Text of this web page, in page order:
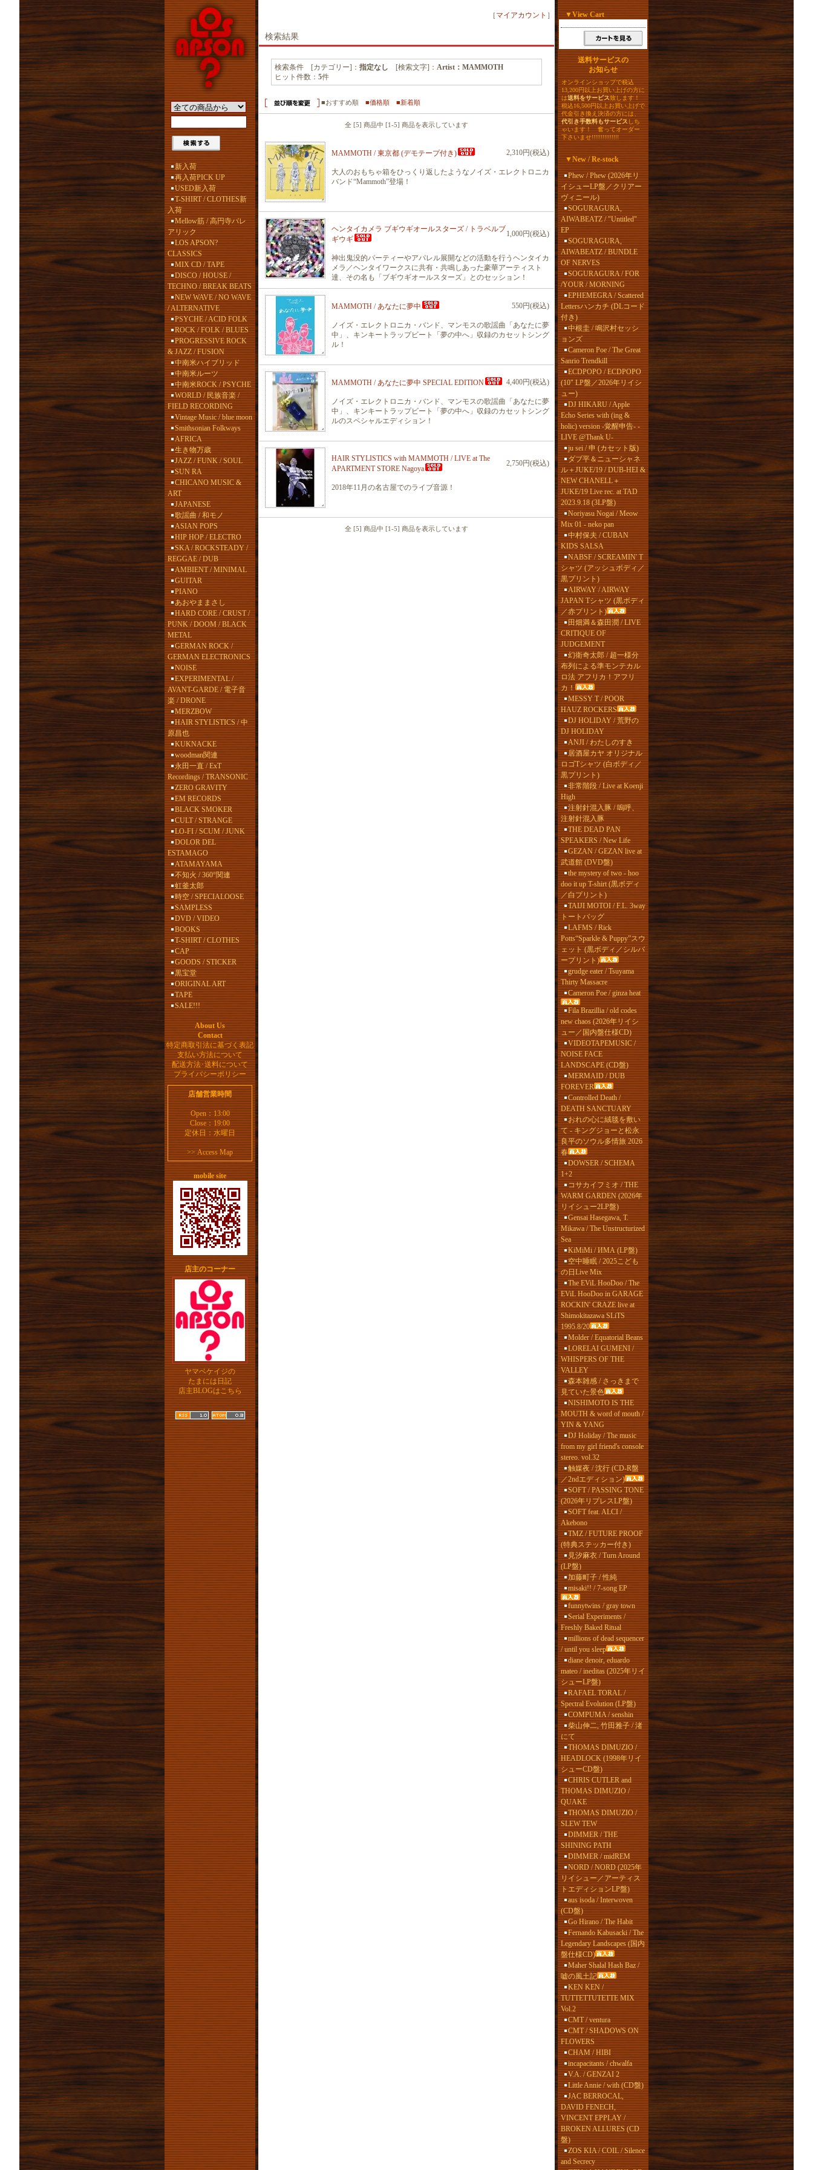
新入荷
再入荷PICK UP
USED新入荷
T-SHIRT / CLOTHES新
入荷
Mellow筋 / 高円寺バレ
アリック
LOS APSON?
CLASSICS
MIX CD / TAPE
DISCO / HOUSE /
TECHNO / BREAK BEATS
NEW WAVE / NO WAVE
/ ALTERNATIVE
PSYCHE / ACID FOLK
ROCK / FOLK / BLUES
PROGRESSIVE ROCK
& JAZZ / FUSION
中南米ハイブリッド
中南米ルーツ
中南米ROCK / PSYCHE
WORLD / 民族音楽 /
FIELD RECORDING
Vintage Music / blue moon
Smithsonian Folkways
AFRICA
生き物万歳
JAZZ / FUNK / SOUL
SUN RA
CHICANO MUSIC &
ART
JAPANESE
歌謡曲 / 和モノ
ASIAN POPS
HIP HOP / ELECTRO
SKA / ROCKSTEADY /
REGGAE / DUB
AMBIENT / MINIMAL
GUITAR
PIANO
あおやままさし
HARD CORE / CRUST /
PUNK / DOOM / BLACK
METAL
GERMAN ROCK /
GERMAN ELECTRONICS
NOISE
EXPERIMENTAL /
AVANT-GARDE / 電子音
楽 / DRONE
MERZBOW
HAIR STYLISTICS / 中
原昌也
KUKNACKE
woodman関連
永田一直 / ExT
Recordings / TRANSONIC
ZERO GRAVITY
EM RECORDS
BLACK SMOKER
CULT / STRANGE
LO-FI / SCUM / JUNK
DOLOR DEL
ESTAMAGO
ATAMAYAMA
不知火 / 360°関連
虹釜太郎
時空 / SPECIALOOSE
SAMPLESS
DVD / VIDEO
BOOKS
T-SHIRT / CLOTHES
CAP
GOODS / STICKER
黒宝堂
ORIGINAL ART
TAPE
SALE!!!
About Us
Contact
特定商取引法に基づく表記
支払い方法について
配送方法･送料について
プライバシーポリシー
店舗営業時間
Open：13:00
Close：19:00
定休日：水曜日
>>Access Map
mobile site
店主のコーナー
ヤマベケイジの
たまには日記
店主BLOGはこちら
［ マイアカウント ］
検索結果
検索条件 [カテゴリー]： 指定なし [検索文字]： Artist：MAMMOTH
ヒット件数： 5件
■おすすめ順 ■価格順 ■新着順
全 [5] 商品中 [1-5] 商品を表示しています
MAMMOTH / 東京都 (デモテープ付き) 2,310円(税込)
大人のおもちゃ箱をひっくり返したようなノイズ・エレクトロニカ
バンド“Mammoth”登場！
ヘンタイカメラ ブギウギオールスターズ / トラベルブ
ギウギ
1,000円(税込)
神出鬼没的パーティーやアパレル展開などの活動を行うヘンタイカ
メラ／ヘンタイワークスに共有・共鳴しあった豪華アーティスト
達、その名も「ブギウギオールスターズ」とのセッション！
MAMMOTH / あなたに夢中 550円(税込)
ノイズ・エレクトロニカ・バンド、マンモスの歌謡曲「あなたに夢
中」、キンキートラップビート「夢の中へ」収録のカセットシング
ル！
MAMMOTH / あなたに夢中 SPECIAL EDITION 4,400円(税込)
ノイズ・エレクトロニカ・バンド、マンモスの歌謡曲「あなたに夢
中」、キンキートラップビート「夢の中へ」収録のカセットシング
ルのスペシャルエディション！
HAIR STYLISTICS with MAMMOTH / LIVE at The
APARTMENT STORE Nagoya
2,750円(税込)
2018年11月の名古屋でのライブ音源！
全 [5] 商品中 [1-5] 商品を表示しています
▼View Cart
送料サービスの
お知らせ
オンラインショップで税込
13,200円以上お買い上げの方に
は送料をサービス致します！
税込16,500円以上お買い上げで
代金引き換え決済の方には、
代引き手数料もサービスしち
ゃいます！ 奮ってオーダー
下さいませ!!!!!!!!!!!!!!!
▼New / Re-stock
Phew / Phew (2026年リ
イシューLP盤／クリアー
ヴィニール)
SOGURAGURA,
AIWABEATZ / "Untitled"
EP
SOGURAGURA,
AIWABEATZ / BUNDLE
OF NERVES
SOGURAGURA / FOR
/YOUR / MORNING
EPHEMEGRA / Scattered
Lettersハンカチ (DLコード
付き)
中根圭 / 鳴沢村セッシ
ョンズ
Cameron Poe / The Great
Sanrio Trendkill
ECDPOPO / ECDPOPO
(10" LP盤／2026年リイシ
ュー)
DJ HIKARU / Apple
Echo Series with (ing &
holic) version -覚醒申告- -
LIVE @Thank U-
ju sei / 申 (カセット版)
ダブ平＆ニューシャネ
ル＋JUKE/19 / DUB-HEI &
NEW CHANELL＋
JUKE/19 Live rec. at TAD
2023.9.18 (3LP盤)
Noriyasu Nogai / Meow
Mix 01 - neko pan
中村保夫 / CUBAN
KIDS SALSA
NABSF / SCREAMIN' T
シャツ (アッシュボディ／
黒プリント)
AIRWAY / AIRWAY
JAPAN Tシャツ (黒ボディ
／赤プリント)
田畑満＆森田潤 / LIVE
CRITIQUE OF
JUDGEMENT
幻衛奇太郎 / 超一様分
布列による準モンテカル
ロ法 アフリカ！アフリ
カ！
MESSY T / POOR
HAUZ ROCKERS
DJ HOLIDAY / 荒野の
DJ HOLIDAY
ANJI / わたしのすき
居酒屋カヤ オリジナル
ロゴTシャツ (白ボディ／
黒プリント)
非常階段 / Live at Koenji
High
注射針混入豚 / 嗚呼、
注射針混入豚
THE DEAD PAN
SPEAKERS / New Life
GEZAN / GEZAN live at
武道館 (DVD盤)
the mystery of two - hoo
doo it up T-shirt (黒ボディ
／白プリント)
TAIJI MOTOI / F.L. 3way
トートバッグ
LAFMS / Rick
Potts“Sparkle & Puppy”スウ
ェット (黒ボディ／シルバ
ープリント)
grudge eater / Tsuyama
Thirty Massacre
Cameron Poe / ginza heat
Fila Brazillia / old codes
new chaos (2026年リイシ
ュー／国内盤仕様CD)
VIDEOTAPEMUSIC /
NOISE FACE
LANDSCAPE (CD盤)
MERMAID / DUB
FOREVER
Controlled Death /
DEATH SANCTUARY
おれの心に絨毯を敷い
て - キングジョーと松永
良平のソウル多情旅 2026
春
DOWSER / SCHEMA
1+2
コサカイフミオ / THE
WARM GARDEN (2026年
リイシュー2LP盤)
Gensai Hasegawa, T.
Mikawa / The Unstructurized
Sea
KiMiMi / ИМА (LP盤)
空中睡眠 / 2025こども
の日Live Mix
The EViL HooDoo / The
EViL HooDoo in GARAGE
ROCKIN' CRAZE live at
Shimokitazawa SLiTS
1995.8/20
Molder / Equatorial Beans
LORELAI GUMENI /
WHISPERS OF THE
VALLEY
森本雑感 / さっきまで
見ていた景色
NISHIMOTO IS THE
MOUTH & word of mouth /
YIN & YANG
DJ Holiday / The music
from my girl friend's console
stereo. vol.32
触媒夜 / 沈行 (CD-R盤
／2ndエディション)
SOFT / PASSING TONE
(2026年リプレスLP盤)
SOFT feat. ALCI /
Akebono
TMZ / FUTURE PROOF
(特典ステッカー付き)
見汐麻衣 / Turn Around
(LP盤)
加藤町子 / 性純
misaki!! / 7-song EP
funnytwins / gray town
Serial Experiments /
Freshly Baked Ritual
millions of dead sequencer
/ until you sleep
diane denoir, eduardo
mateo / ineditas (2025年リイ
シューLP盤)
RAFAEL TORAL /
Spectral Evolution (LP盤)
COMPUMA / senshin
柴山伸二, 竹田雅子 / 渚
にて
THOMAS DIMUZIO /
HEADLOCK (1998年リイ
シューCD盤)
CHRIS CUTLER and
THOMAS DIMUZIO /
QUAKE
THOMAS DIMUZIO /
SLEW TEW
DIMMER / THE
SHINING PATH
DIMMER / midREM
NORD / NORD (2025年
リイシュー／アーティス
トエディションLP盤)
aus isoda / Interwoven
(CD盤)
Go Hirano / The Habit
Fernando Kabusacki / The
Legendary Landscapes (国内
盤仕様CD)
Maher Shalal Hash Baz /
嘘の風土記
KEN KEN /
TUTTETTUTETTE MIX
Vol.2
CMT / ventura
CMT / SHADOWS ON
FLOWERS
CHAM / HIBI
incapacitants / chwalfa
V.A. / GENZAI 2
Little Annie / with (CD盤)
JAC BERROCAL,
DAVID FENECH,
VINCENT EPPLAY /
BROKEN ALLURES (CD
盤)
ZOS KIA / COIL / Silence
and Secrecy